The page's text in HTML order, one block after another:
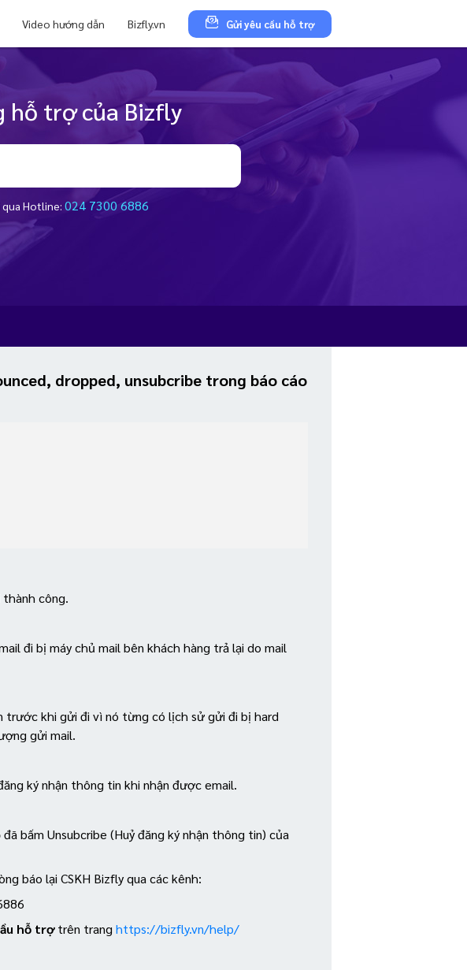
Video hướng dẫn Bizfly.vn Gửi yêu cầu hỗ trợ
hỗ trợ của Bizfly
Hotline: 024 7300 6886
dropped, unsubcribe trong báo cáo
công.
đi bị máy chủ mail bên khách hàng trả lại do mail
trước khi gửi đi vì nó từng có lịch sử gửi đi bị hard
gửi mail.
ký nhận thông tin khi nhận được email.
bấm Unsubcribe (Huỷ đăng ký nhận thông tin) của
báo lại CSKH Bizfly qua các kênh:
hỗ trợtrên trang https://bizfly.vn/help/